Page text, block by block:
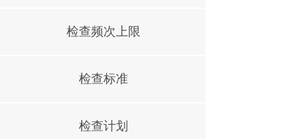
检查频次上限
检查标准
检查计划